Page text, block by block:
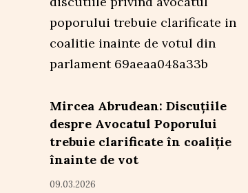
Mircea Abrudean: Discuțiile
despre Avocatul Poporului
trebuie clarificate în coaliție
înainte de vot
09.03.2026